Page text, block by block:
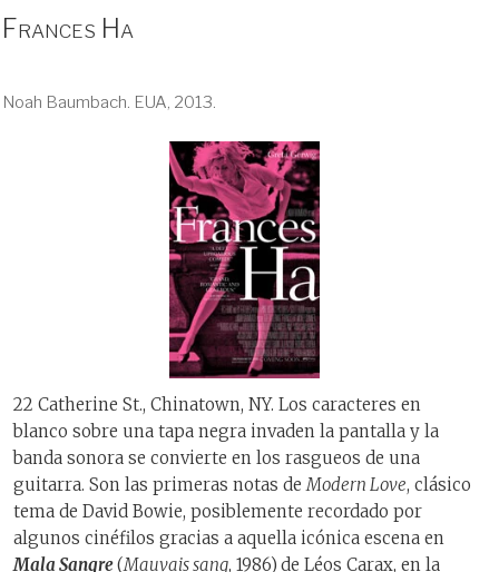
Frances Ha
Noah Baumbach. EUA, 2013.
22 Catherine St., Chinatown, NY. Los caracteres en
blanco sobre una tapa negra invaden la pantalla y la
banda sonora se convierte en los rasgueos de una
guitarra. Son las primeras notas de Modern Love, clásico
tema de David Bowie, posiblemente recordado por
algunos cinéfilos gracias a aquella icónica escena en
Mala Sangre(Mauvais sang, 1986) de Léos Carax, en la